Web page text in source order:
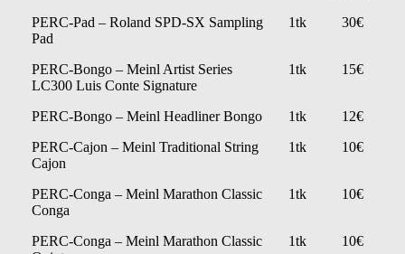
PERC-Pad – Roland SPD-SX Sampling
Pad
1tk 30€
PERC-Bongo – Meinl Artist Series
LC300 Luis Conte Signature
1tk 15€
PERC-Bongo – Meinl Headliner Bongo 1tk
12€
PERC-Cajon – Meinl Traditional String
Cajon
1tk 10€
PERC-Conga – Meinl Marathon Classic
Conga
1tk 10€
PERC-Conga – Meinl Marathon Classic
1tk 10€